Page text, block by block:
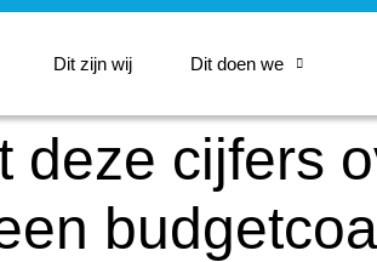
Dit zijn wij Dit doen we
deze cijfers